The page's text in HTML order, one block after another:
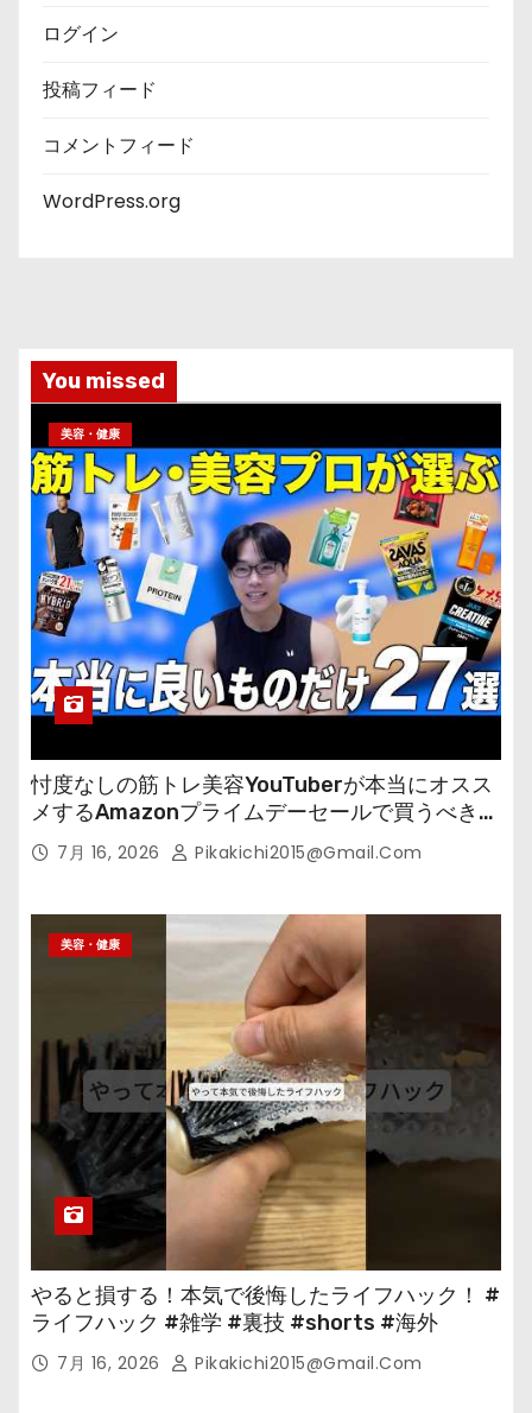
ログイン
投稿フィード
コメントフィード
WordPress.org
You missed
美容・健康
忖度なしの筋トレ美容YouTuberが本当にオスス
メするAmazonプライムデーセールで買うべきも
の 7月 16, 2026 Pikakichi2015@gmail.com
美容・健康
やると損する！本気で後悔したライフハック！ #
ライフハック #雑学 #裏技 #shorts #海外
7月 16, 2026 Pikakichi2015@gmail.com